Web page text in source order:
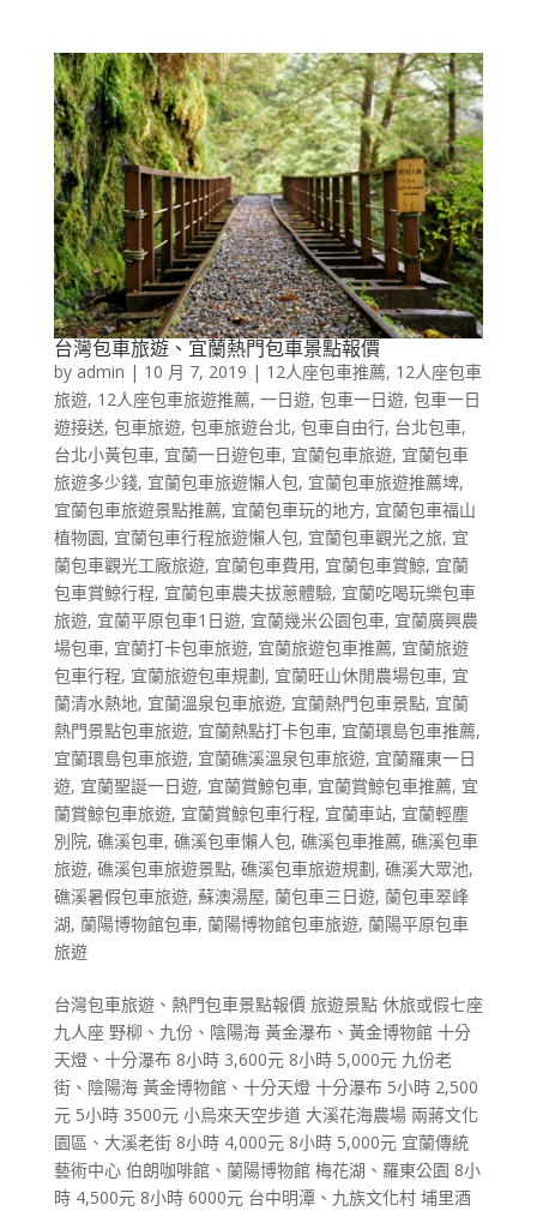
台灣包車旅遊、宜蘭熱門包車景點報價
by admin | 10 月 7, 2019 | 12人座包車推薦, 12人座包車
旅遊, 12人座包車旅遊推薦, 一日遊, 包車一日遊, 包車一日
遊接送, 包車旅遊, 包車旅遊台北, 包車自由行, 台北包車,
台北小黃包車, 宜蘭一日遊包車, 宜蘭包車旅遊, 宜蘭包車
旅遊多少錢, 宜蘭包車旅遊懶人包, 宜蘭包車旅遊推薦埤,
宜蘭包車旅遊景點推薦, 宜蘭包車玩的地方, 宜蘭包車福山
植物園, 宜蘭包車行程旅遊懶人包, 宜蘭包車觀光之旅, 宜
蘭包車觀光工廠旅遊, 宜蘭包車費用, 宜蘭包車賞鯨, 宜蘭
包車賞鯨行程, 宜蘭包車農夫拔蔥體驗, 宜蘭吃喝玩樂包車
旅遊, 宜蘭平原包車1日遊, 宜蘭幾米公園包車, 宜蘭廣興農
場包車, 宜蘭打卡包車旅遊, 宜蘭旅遊包車推薦, 宜蘭旅遊
包車行程, 宜蘭旅遊包車規劃, 宜蘭旺山休閒農場包車, 宜
蘭清水熱地, 宜蘭溫泉包車旅遊, 宜蘭熱門包車景點, 宜蘭
熱門景點包車旅遊, 宜蘭熱點打卡包車, 宜蘭環島包車推薦,
宜蘭環島包車旅遊, 宜蘭礁溪溫泉包車旅遊, 宜蘭羅東一日
遊, 宜蘭聖誕一日遊, 宜蘭賞鯨包車, 宜蘭賞鯨包車推薦, 宜
蘭賞鯨包車旅遊, 宜蘭賞鯨包車行程, 宜蘭車站, 宜蘭輕塵
別院, 礁溪包車, 礁溪包車懶人包, 礁溪包車推薦, 礁溪包車
旅遊, 礁溪包車旅遊景點, 礁溪包車旅遊規劃, 礁溪大眾池,
礁溪暑假包車旅遊, 蘇澳湯屋, 蘭包車三日遊, 蘭包車翠峰
湖, 蘭陽博物館包車, 蘭陽博物館包車旅遊, 蘭陽平原包車
旅遊
台灣包車旅遊、熱門包車景點報價 旅遊景點 休旅或假七座
九人座 野柳、九份、陰陽海 黃金瀑布、黃金博物館 十分
天燈、十分瀑布 8小時 3,600元 8小時 5,000元 九份老
街、陰陽海 黃金博物館、十分天燈 十分瀑布 5小時 2,500
元 5小時 3500元 小烏來天空步道 大溪花海農場 兩蔣文化
園區、大溪老街 8小時 4,000元 8小時 5,000元 宜蘭傳統
藝術中心 伯朗咖啡館、蘭陽博物館 梅花湖、羅東公園 8小
時 4,500元 8小時 6000元 台中明潭、九族文化村 埔里酒